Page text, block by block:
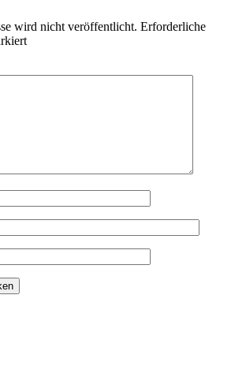
wird nicht veröffentlicht. Erforderliche